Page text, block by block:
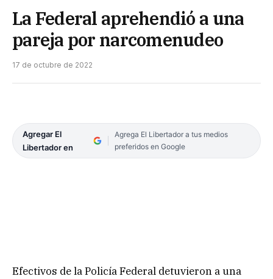
La Federal aprehendió a una
pareja por narcomenudeo
17 de octubre de 2022
Agregar El
Libertador en
Agrega El Libertador a tus medios
preferidos en Google
Efectivos de la Policía Federal detuvieron a una